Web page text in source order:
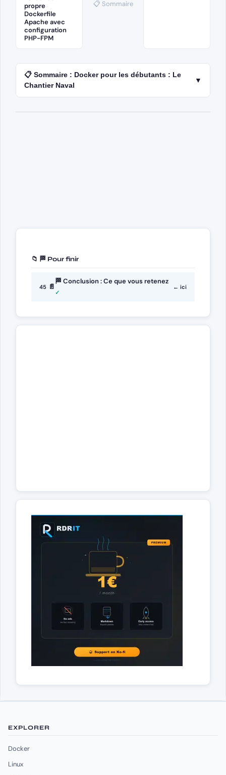
propre
Dockerfile
Apache avec
configuration
PHP-FPM
📋 Sommaire
📋 Sommaire : Docker pour les débutants : Le
Chantier Naval
▼
📁 🏁 Pour finir
45 📄
🏁 Conclusion : Ce que vous retenez
← ici
EXPLORER
Docker
Linux